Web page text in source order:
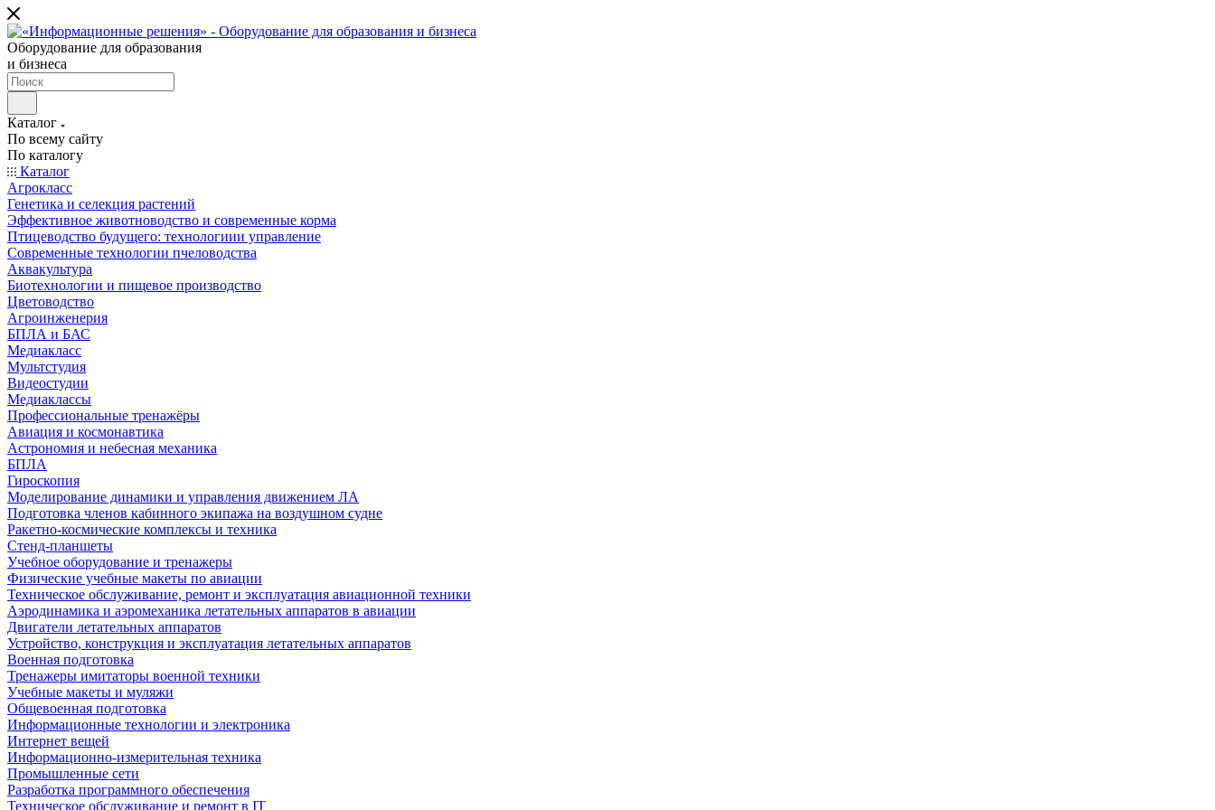
Оборудование для образования
и бизнеса
Каталог
По всему сайту
По каталогу
Каталог
Агрокласс
Генетика и селекция растений
Эффективное животноводство и современные корма
Птицеводство будущего: технологиии управление
Современные технологии пчеловодства
Аквакультура
Биотехнологии и пищевое производство
Цветоводство
Агроинженерия
БПЛА и БАС
Медиакласс
Мультстудия
Видеостудии
Медиаклассы
Профессиональные тренажёры
Авиация и космонавтика
Астрономия и небесная механика
БПЛА
Гироскопия
Моделирование динамики и управления движением ЛА
Подготовка членов кабинного экипажа на воздушном судне
Ракетно-космические комплексы и техника
Стенд-планшеты
Учебное оборудование и тренажеры
Физические учебные макеты по авиации
Техническое обслуживание, ремонт и эксплуатация авиационной техники
Аэродинамика и аэромеханика летательных аппаратов в авиации
Двигатели летательных аппаратов
Устройство, конструкция и эксплуатация летательных аппаратов
Военная подготовка
Тренажеры имитаторы военной техники
Учебные макеты и муляжи
Общевоенная подготовка
Информационные технологии и электроника
Интернет вещей
Информационно-измерительная техника
Промышленные сети
Разработка программного обеспечения
Техническое обслуживание и ремонт в IT